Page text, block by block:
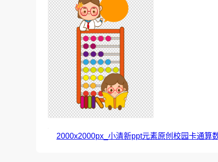
2000x2000px_小清新ppt元素原创校园卡通算